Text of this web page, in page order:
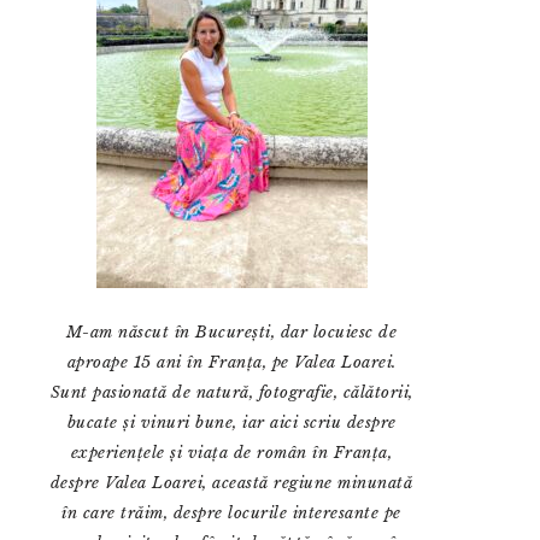
M-am născut în București, dar locuiesc de
aproape 15 ani în Franța, pe Valea Loarei.
Sunt pasionată de natură, fotografie, călătorii,
bucate și vinuri bune, iar aici scriu despre
experiențele și viața de român în Franța,
despre Valea Loarei, această regiune minunată
în care trăim, despre locurile interesante pe